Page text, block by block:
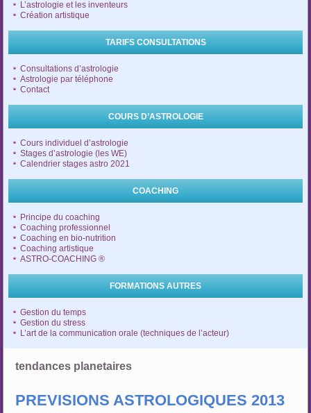
L’astrologie et les inventeurs
Création artistique
TARIFS CONSULTATIONS
Consultations d’astrologie
Astrologie par téléphone
Contact
COURS D’ASTROLOGIE
Cours individuel d’astrologie
Stages d’astrologie (les WE)
Calendrier stages astro 2021
COACHING
Principe du coaching
Coaching professionnel
Coaching en bio-nutrition
Coaching artistique
ASTRO-COACHING ®
FORMATIONS AUTRES
Gestion du temps
Gestion du stress
L’art de la communication orale (techniques de l’acteur)
tendances planetaires
PREVISIONS ASTROLOGIQUES 2013